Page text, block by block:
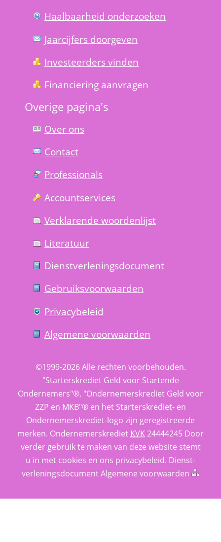
Haal­baar­heid onder­zoeken
Jaarcijfers doorgeven
Investeerders vinden
Financiering aanvragen
Overige pagina's
Over ons
Contact
Professionals
Account­services
Verklarende woorden­lijst
Literatuur
Dienst­verlenings­document
Gebruiks­voorwaarden
Privacy­beleid
Algemene voorwaarden
©1999-2026 Alle rechten voorbehouden.
"Starterskrediet Geld voor Startende
Ondernemers"®, "Ondernemerskrediet Geld voor
ZZP en MKB"® en het Starterskrediet- en
Ondernemerskrediet-logo zijn geregistreerde
merken. Ondernemerskrediet KVK 24444245 Door
verder gebruik te maken van deze website stemt
u in met cookies en ons privacy­beleid. Dienst­
verlenings­documentAlgemene voorwaarden